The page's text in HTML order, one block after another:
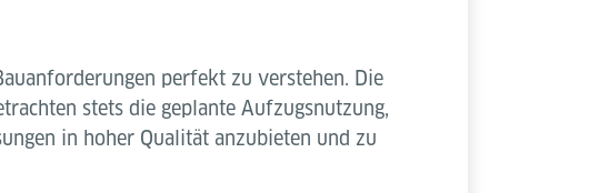
perfekt zu verstehen. Die
stets die geplante Aufzugsnutzung,
in hoher Qualität anzubieten und zu